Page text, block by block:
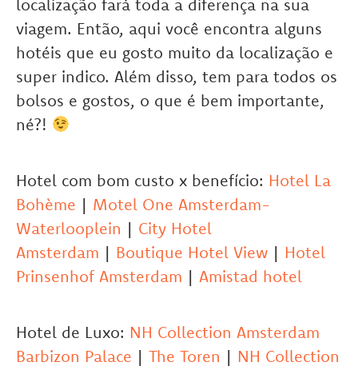
localização fará toda a diferença na sua
viagem. Então, aqui você encontra alguns
hotéis que eu gosto muito da localização e
super indico. Além disso, tem para todos os
bolsos e gostos, o que é bem importante,
né?!
Hotel com bom custo x benefício: Hotel La
Bohème | Motel One Amsterdam-
Waterlooplein | City Hotel
Amsterdam | Boutique Hotel View | Hotel
Prinsenhof Amsterdam | Amistad hotel
Hotel de Luxo: NH Collection Amsterdam
Barbizon Palace | The Toren | NH Collection